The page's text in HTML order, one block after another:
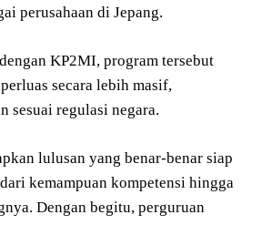
perusahaan di Jepang.
KP2MI, program tersebut
secara lebih masif,
sesuai regulasi negara.
lulusan yang benar-benar siap
kemampuan kompetensi hingga
Dengan begitu, perguruan